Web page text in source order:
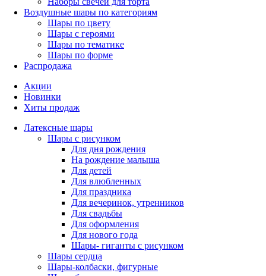
Воздушные шары по категориям
Шары по цвету
Шары с героями
Шары по тематике
Шары по форме
Распродажа
Акции
Новинки
Хиты продаж
Латексные шары
Шары с рисунком
Для дня рождения
На рождение малыша
Для детей
Для влюбленных
Для праздника
Для вечеринок, утренников
Для свадьбы
Для оформления
Для нового года
Шары- гиганты с рисунком
Шары сердца
Шары-колбаски, фигурные